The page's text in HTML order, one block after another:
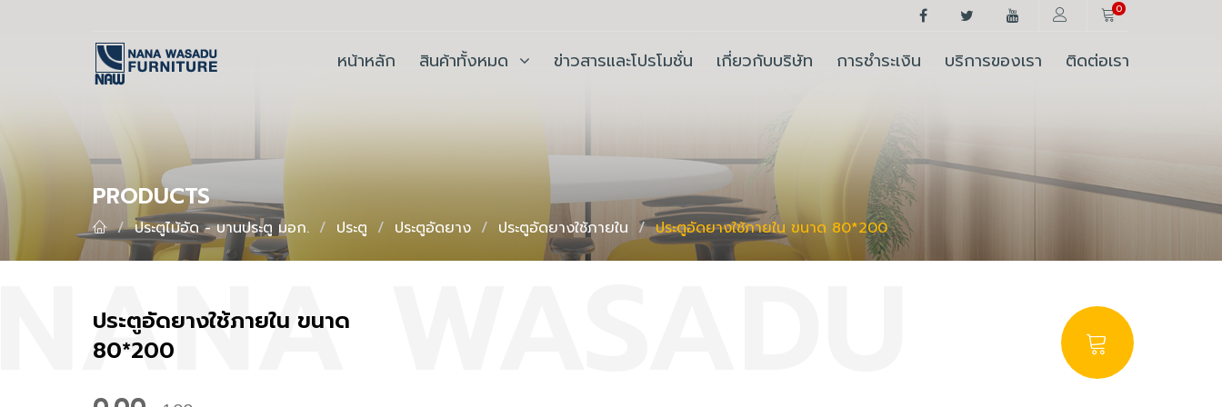
0
หน้าหลัก สินค้าทั้งหมด ข่าวสารและโปรโมชั่น เกี่ยวกับบริษัท การชำระเงิน บริการของเรา ติดต่อเรา
PRODUCTS
ประตูไม้อัด - บานประตู มอก. ประตู ประตูอัดยาง ประตู​อัด​ยาง​ใช้ภายใน ประตู​อัด​ยาง​ใช้ภายใน​ ขนาด​ 80*200
ประตู​อัด​ยาง​ใช้ภายใน​ ขนาด​
80*200